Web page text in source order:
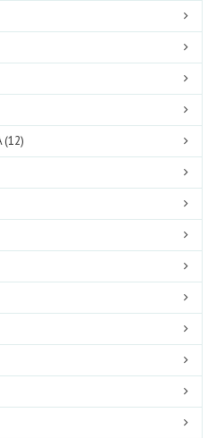
(12)